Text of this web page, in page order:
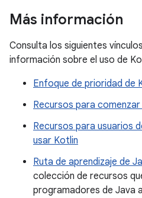
Más información
Consulta los siguientes
información sobre el uso de
Enfoque de prioridad de
Recursos para
Recursos para usuarios
usar Kotlin
Ruta de aprendizaje de
colección de recursos
programadores de Java